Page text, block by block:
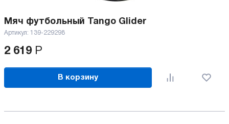
Мяч футбольный Tango Glider
Артикул: 139-229298
2 619 Р
В корзину